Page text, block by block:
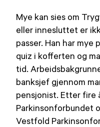
Mye kan sies om
eller innesluttet er
passer. Han har
quiz i kofferten og
tid.
banksjef gjennom
pensjonist. Etter fire
Parkinsonforbundet
Vestfold